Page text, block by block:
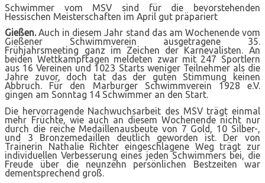
Schwimmer vom MSV sind für die bevorstehenden
Hessischen Meisterschaften im April gut präpariert
Gießen.Auch in diesem Jahr stand das am Wochenende vom
Gießener Schwimmverein ausgetragene 35.
Frühjahrsmeeting ganz im Zeichen der Karnevalisten. An
beiden Wettkampftagen meldeten zwar mit 247 Sportlern
aus 16 Vereinen und 1023 Starts weniger Teilnehmer als die
Jahre zuvor, doch tat das der guten Stimmung keinen
Abbruch. Für den Marburger Schwimmverein 1928 e.V.
gingen am Sonntag 14 Schwimmer an den Start.
Die hervorragende Nachwuchsarbeit des MSV trägt einmal
mehr Früchte, wie auch an diesem Wochenende nicht nur
durch die reiche Medaillenausbeute von 7 Gold, 10 Silber-,
und 3 Bronzemedaillen deutlich geworden ist. Der von
Trainerin Nathalie Richter eingeschlagene Weg trägt zur
individuellen Verbesserung eines jeden Schwimmers bei, die
Freude über die neunzehn persönlichen Bestzeiten war
dementsprechend groß.